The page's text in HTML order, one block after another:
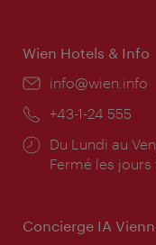
Wien Hotels & Info
E-
info@wien.info
Téléphone:
+43-1-24 555
Horaires
d'ouverture:
Du Lundi au
Fermé les jours
Concierge IA